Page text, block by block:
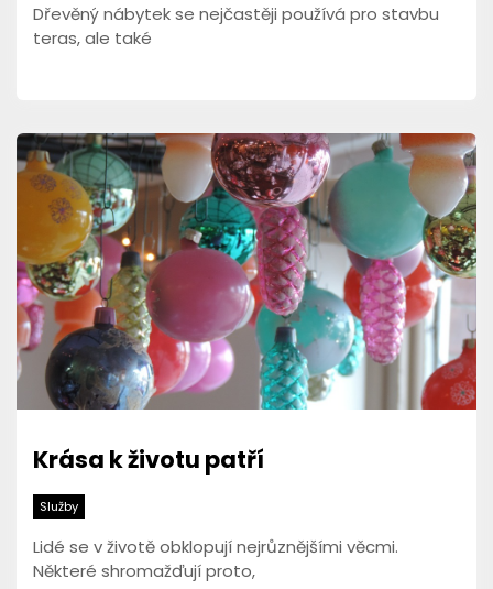
Dřevěný nábytek se nejčastěji používá pro stavbu
teras, ale také
Krása k životu patří
Služby
Lidé se v životě obklopují nejrůznějšími věcmi.
Některé shromažďují proto,